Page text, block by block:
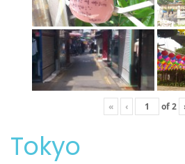
« ‹ of2
Tokyo